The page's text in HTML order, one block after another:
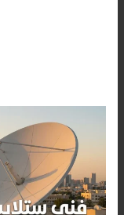
ستلايت
في
الكويت
–